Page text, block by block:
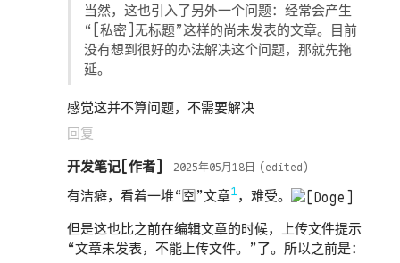
当然，这也引入了另外一个问题：经常会产生
“[私密]无标题”这样的尚未发表的文章。目前
没有想到很好的办法解决这个问题，那就先拖
延。
感觉这并不算问题，不需要解决
回复
开发笔记
2025年05月18日
有洁癖，看着一堆“🈳”文章1，难受。
但是这也比之前在编辑文章的时候，上传文件提示
“文章未发表，不能上传文件。”了。所以之前是：